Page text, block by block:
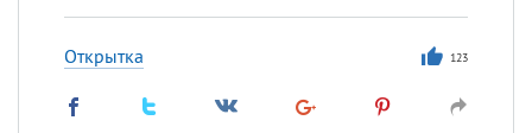
Открытка 123